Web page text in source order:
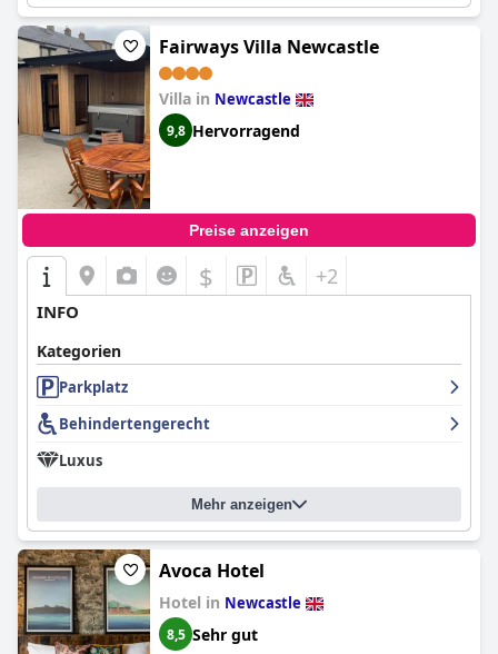
Fairways Villa Newcastle
Villa in Newcastle
9,8 Hervorragend
Preise anzeigen
$ +2
INFO
Kategorien
Parkplatz
Behindertengerecht
Luxus
Mehr anzeigen
Avoca Hotel
Hotel in Newcastle
8,5 Sehr gut